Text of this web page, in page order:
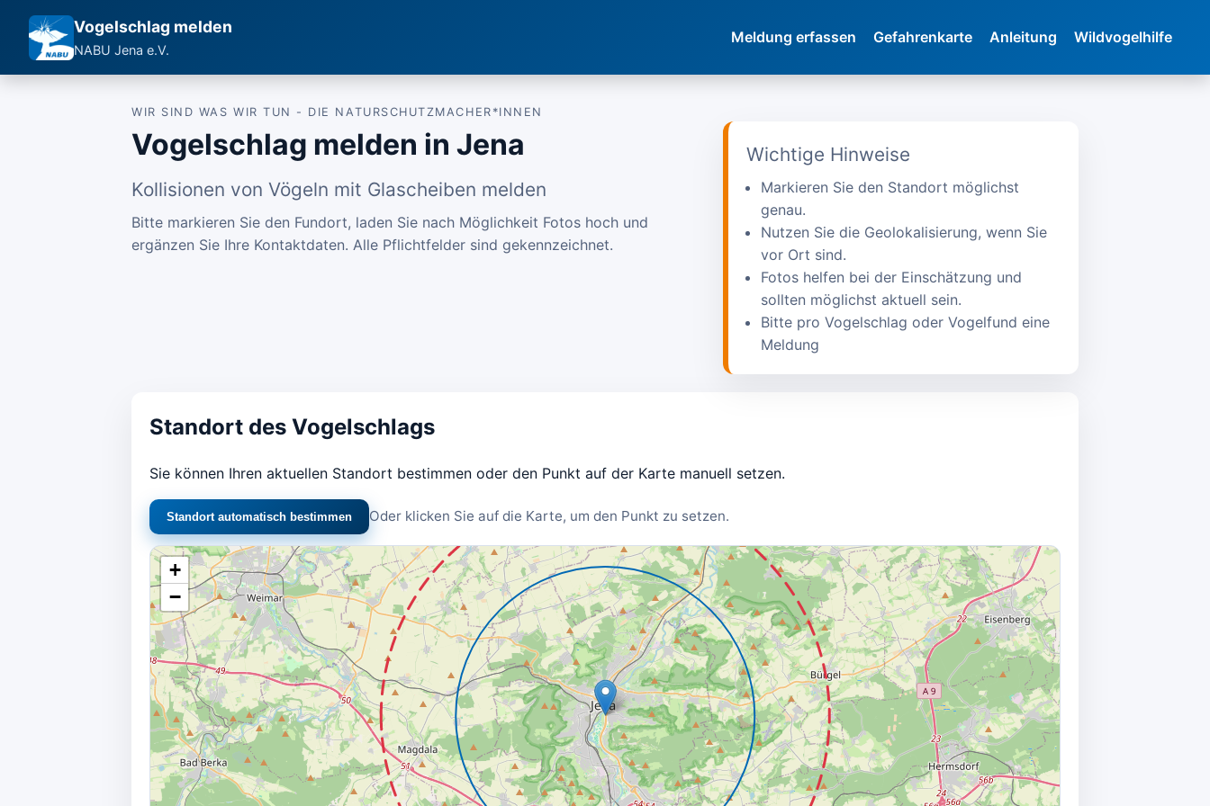
Vogelschlag melden
NABU Jena e.V.
Meldung erfassen Gefahrenkarte Anleitung Wildvogelhilfe
WIR SIND WAS WIR TUN - DIE NATURSCHUTZMACHER*INNEN
Vogelschlag melden in Jena
Kollisionen von Vögeln mit Glascheiben melden
Bitte markieren Sie den Fundort, laden Sie nach Möglichkeit Fotos hoch und
ergänzen Sie Ihre Kontaktdaten. Alle Pflichtfelder sind gekennzeichnet.
Wichtige Hinweise
Markieren Sie den Standort möglichst
genau.
Nutzen Sie die Geolokalisierung, wenn Sie
vor Ort sind.
Fotos helfen bei der Einschätzung und
sollten möglichst aktuell sein.
Bitte pro Vogelschlag oder Vogelfund eine
Meldung
Standort des Vogelschlags
Sie können Ihren aktuellen Standort bestimmen oder den Punkt auf der Karte manuell setzen.
Standort automatisch bestimmen Oder klicken Sie auf die Karte, um den Punkt zu setzen.
+
−